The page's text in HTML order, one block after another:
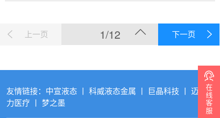
上一页 1/12 下一页
友情链接： 中宣液态 丨科威液态金属 丨 巨晶科技 丨迈特
力医疗 丨 梦之墨
在
线
客
服